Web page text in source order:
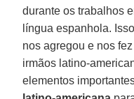
durante os trabalhos
língua espanhola.
nos agregou e nos
irmãos latino-
elementos